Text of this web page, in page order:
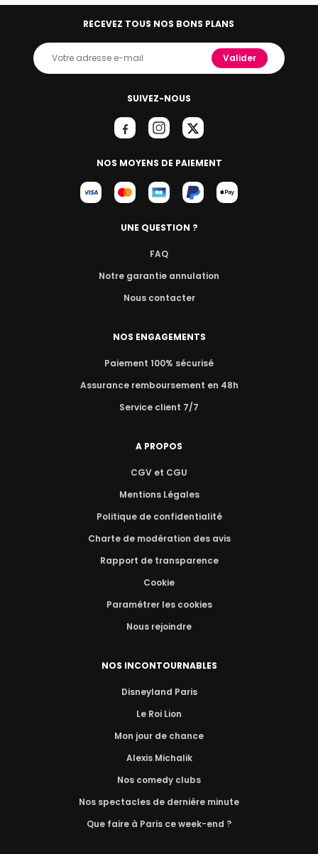
SUIVEZ-NOUS
NOS MOYENS DE PAIEMENT
RECEVEZ TOUS NOS BONS PLANS
Valider
UNE QUESTION ?
FAQ
Notre garantie annulation
Nous contacter
NOS ENGAGEMENTS
Paiement 100% sécurisé
Assurance remboursement en 48h
Service client 7/7
A PROPOS
CGV et CGU
Mentions Légales
Politique de confidentialité
Charte de modération des avis
Rapport de transparence
Cookie
Paramétrer les cookies
Nous rejoindre
NOS INCONTOURNABLES
Disneyland Paris
Le Roi Lion
Mon jour de chance
Alexis Michalik
Nos comedy clubs
Nos spectacles de dernière minute
Que faire à Paris ce week-end ?